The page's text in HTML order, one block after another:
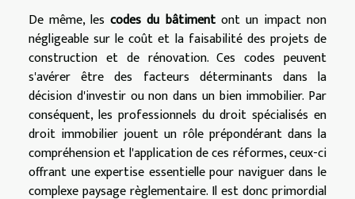
De même, lescodes du bâtimentont un impact non
négligeable sur le coût et la faisabilité des projets de
construction et de rénovation. Ces codes peuvent
s'avérer être des facteurs déterminants dans la
décision d'investir ou non dans un bien immobilier. Par
conséquent, les professionnels du droit spécialisés en
droit immobilier jouent un rôle prépondérant dans la
compréhension et l'application de ces réformes, ceux-ci
offrant une expertise essentielle pour naviguer dans le
complexe paysage règlementaire. Il est donc primordial